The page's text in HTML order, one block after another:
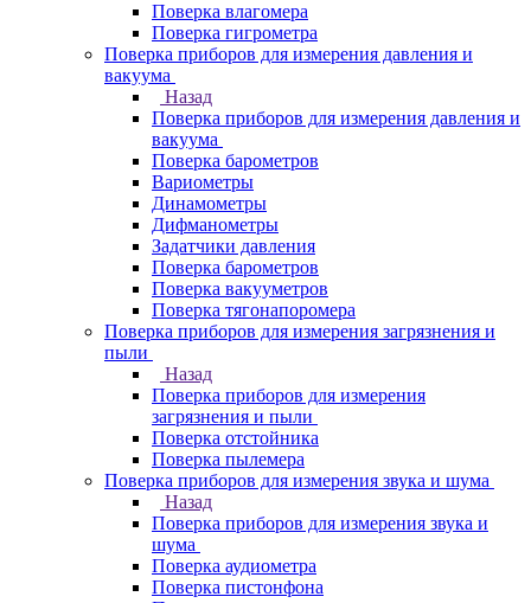
Поверка влагомера
Поверка гигрометра
Поверка приборов для измерения давления и
вакуума
Назад
Поверка приборов для измерения давления и
вакуума
Поверка барометров
Вариометры
Динамометры
Дифманометры
Задатчики давления
Поверка барометров
Поверка вакууметров
Поверка тягонапоромера
Поверка приборов для измерения загрязнения и
пыли
Назад
Поверка приборов для измерения
загрязнения и пыли
Поверка отстойника
Поверка пылемера
Поверка приборов для измерения звука и шума
Назад
Поверка приборов для измерения звука и
шума
Поверка аудиометра
Поверка пистонфона